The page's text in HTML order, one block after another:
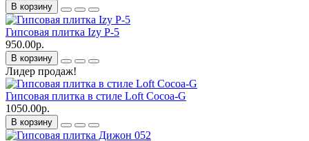
В корзину
Гипсовая плитка Izy P-5
950.00р.
В корзину
Лидер продаж!
Гипсовая плитка в стиле Loft Cocoa-G
1050.00р.
В корзину